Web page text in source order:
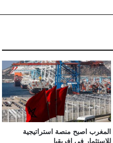
المغرب اصبح منصة استراتيجية
للاستثمار في إفريقيا